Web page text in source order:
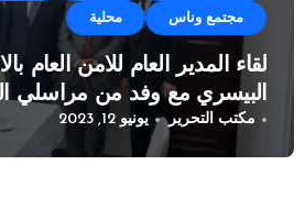
مجتمع وناس محلية
لقاء المدير العام للامن العام
البيسري مع وفد من مراسلي
مكتب التحرير يونيو 12, 2023